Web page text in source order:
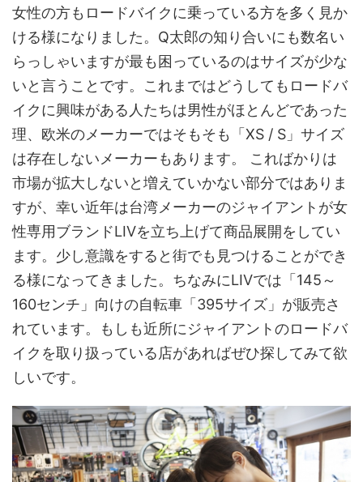
女性の方もロードバイクに乗っている方を多く見か
ける様になりました。Q太郎の知り合いにも数名い
らっしゃいますが最も困っているのはサイズが少な
いと言うことです。これまではどうしてもロードバ
イクに興味がある人たちは男性がほとんどであった
理、欧米のメーカーではそもそも「XS / S」サイズ
は存在しないメーカーもあります。 こればかりは
市場が拡大しないと増えていかない部分ではありま
すが、幸い近年は台湾メーカーのジャイアントが女
性専用ブランドLIVを立ち上げて商品展開をしてい
ます。少し意識をすると街でも見つけることができ
る様になってきました。ちなみにLIVでは「145～
160センチ」向けの自転車「395サイズ」が販売さ
れています。もしも近所にジャイアントのロードバ
イクを取り扱っている店があればぜひ探してみて欲
しいです。